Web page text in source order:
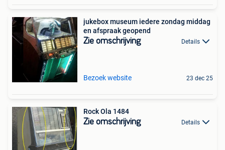
jukebox museum iedere zondag middag
en afspraak geopend
Zie omschrijving Details
Bezoek website 23 dec 25
Rock Ola 1484
Zie omschrijving Details